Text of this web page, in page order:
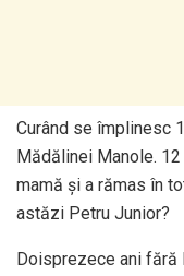
Curând se împlinesc
Mădălinei Manole.
mamă și a rămas în
astăzi Petru Junior?
Doisprezece ani fără